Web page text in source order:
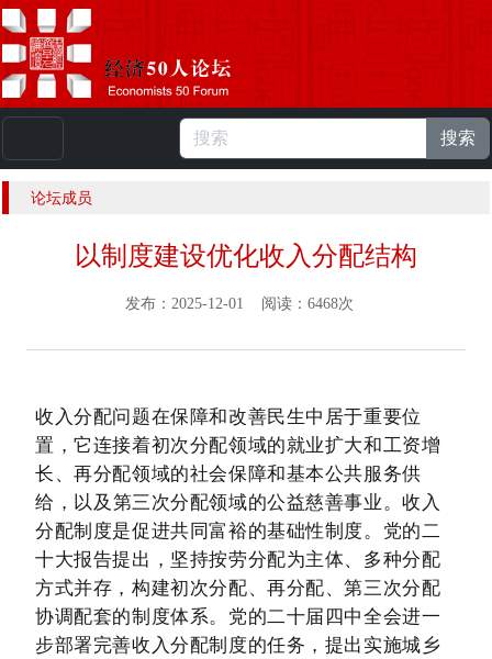
人 |English
搜索
论坛成员
以制度建设优化收入分配结构
发布：2025-12-01 阅读：6468次
收入分配问题在保障和改善民生中居于重要位
置，它连接着初次分配领域的就业扩大和工资增
长、再分配领域的社会保障和基本公共服务供
给，以及第三次分配领域的公益慈善事业。收入
分配制度是促进共同富裕的基础性制度。党的二
十大报告提出，坚持按劳分配为主体、多种分配
方式并存，构建初次分配、再分配、第三次分配
协调配套的制度体系。党的二十届四中全会进一
步部署完善收入分配制度的任务，提出实施城乡